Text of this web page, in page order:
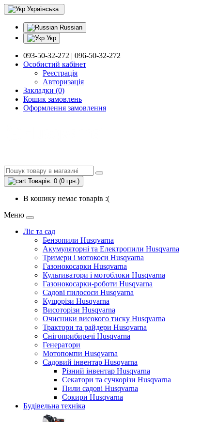
Українська
Russian
Укр
093-50-32-272 | 096-50-32-272
Особистий кабінет
Реєстрація
Авторизація
Закладки (0)
Кошик замовлень
Оформлення замовлення
Товарів: 0 (0 грн.)
В кошику немає товарів :(
Меню
Ліс та сад
Бензопили Husqvarna
Акумуляторні та Електропили Husqvarna
Тримери і мотокоси Husqvarna
Газонокосарки Husqvarna
Культиватори і мотоблоки Husqvarna
Газонокосарки-роботи Husqvarna
Садові пилососи Husqvarna
Кущорізи Husqvarna
Висоторізи Husqvarna
Очисники високого тиску Husqvarna
Трактори та райдери Husqvarna
Снігоприбирачі Husqvarna
Генератори
Мотопомпи Husqvarna
Садовий інвентар Husqvarna
Різний інвентар Husqvarna
Секатори та сучкорізи Husqvarna
Пили садові Husqvarna
Сокири Husqvarna
Будівельна техніка